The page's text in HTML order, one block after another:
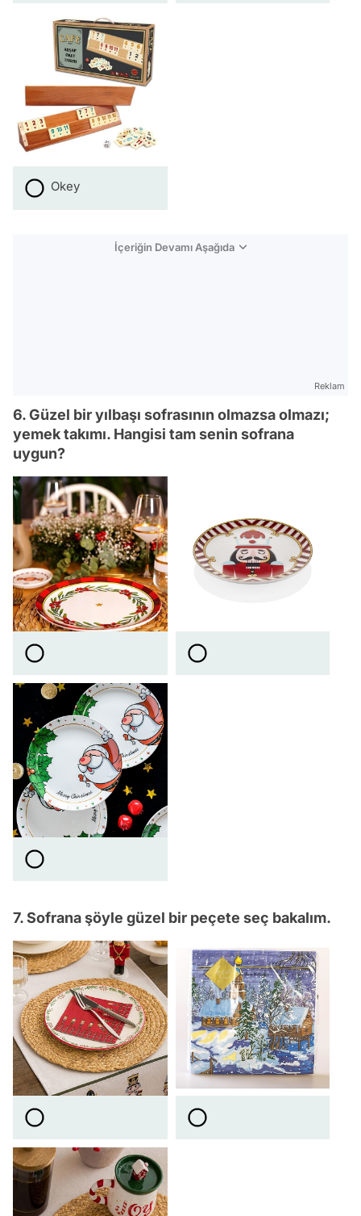
Okey
İçeriğin Devamı Aşağıda
Reklam
6. Güzel bir yılbaşı sofrasının olmazsa olmazı;
yemek takımı. Hangisi tam senin sofrana
uygun?
7. Sofrana şöyle güzel bir peçete seç bakalım.